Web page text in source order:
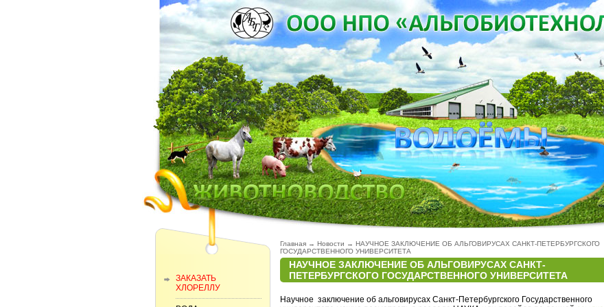
ЗАКАЗАТЬ
ХЛОРЕЛЛУ
Главная → Новости → НАУЧНОЕ ЗАКЛЮЧЕНИЕ ОБ АЛЬГОВИРУСАХ САНКТ-ПЕТЕРБУРГСКОГО
ГОСУДАРСТВЕННОГО УНИВЕРСИТЕТА
НАУЧНОЕ ЗАКЛЮЧЕНИЕ ОБ АЛЬГОВИРУСАХ САНКТ-
ПЕТЕРБУРГСКОГО ГОСУДАРСТВЕННОГО УНИВЕРСИТЕТА
Научное заключение об альговирусах Санкт-Петербургского Государственного